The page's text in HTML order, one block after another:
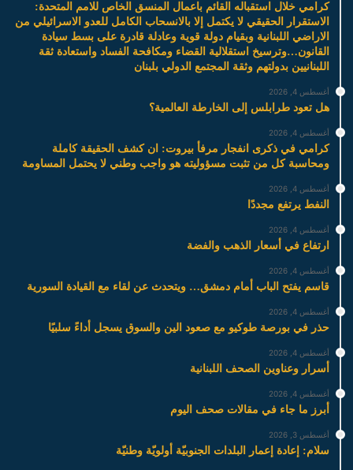
كرامي خلال استقباله القائم باعمال المنسق الخاص للامم المتحدة:
الاستقرار الحقيقي لا يكتمل إلا بالانسحاب الكامل للعدو الاسرائيلي من
الاراضي اللبنانية وبقيام دولة قوية وعادلة قادرة على بسط سيادة
القانون…وترسيخ استقلالية القضاء ومكافحة الفساد واستعادة ثقة
اللبنانيين بدولتهم وثقة المجتمع الدولي بلبنان
أغسطس 4, 2026
هل تعود طرابلس إلى الخارطة العالمية؟
أغسطس 4, 2026
كرامي في ذكرى انفجار مرفأ بيروت: ان كشف الحقيقة كاملة
ومحاسبة كل من تثبت مسؤوليته هو واجب وطني لا يحتمل المساومة
أغسطس 4, 2026
النفط يرتفع مجددًا
أغسطس 4, 2026
ارتفاع في أسعار الذهب والفضة
أغسطس 4, 2026
قاسم يفتح الباب أمام دمشق… ويتحدث عن لقاء مع القيادة السورية
أغسطس 4, 2026
حذر في بورصة طوكيو مع صعود الين والسوق يسجل أداءً سلبيًا
أغسطس 4, 2026
أسرار وعناوين الصحف اللبنانية
أغسطس 4, 2026
أبرز ما جاء في مقالات صحف اليوم
أغسطس 3, 2026
سلام: إعادة إعمار البلدات الجنوبيّة أولويّة وطنيّة